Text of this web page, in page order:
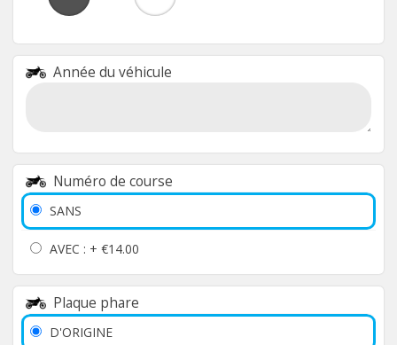
Année du véhicule
Numéro de course
SANS
AVEC : + €14.00
Plaque phare
D'ORIGINE